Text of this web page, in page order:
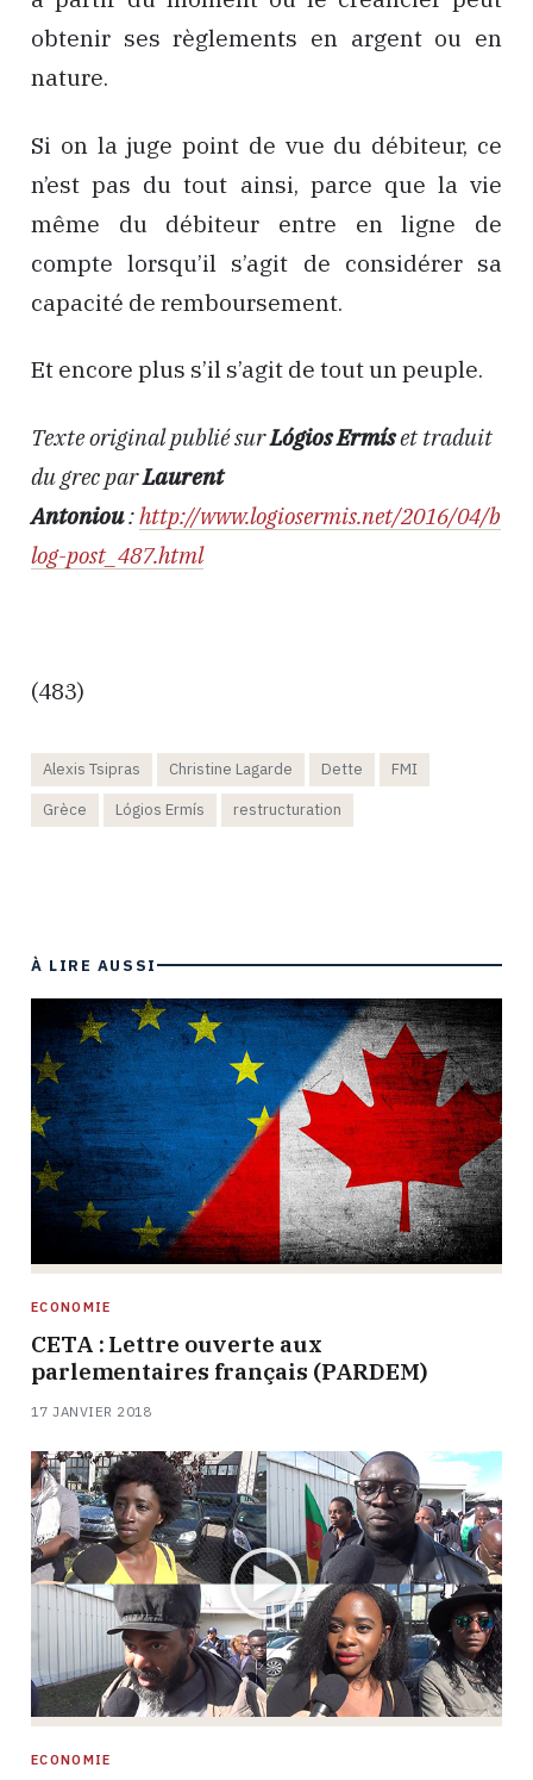
obtenir ses règlements en argent ou en
nature.
Si on la juge point de vue du débiteur, ce
n’est pas du tout ainsi, parce que la vie
même du débiteur entre en ligne de
compte lorsqu’il s’agit de considérer sa
capacité de remboursement.
Et encore plus s’il s’agit de tout un peuple.
Texte original publié surLógios Ermíset traduit
du grec parLaurent
Antoniou:http://www.logiosermis.net/2016/04/b
log-post_487.html
(483)
Alexis Tsipras Christine Lagarde Dette
FMI
Grèce
Lógios Ermís restructuration
À LIRE AUSSI
ECONOMIE
CETA : Lettre ouverte aux
parlementaires français (PARDEM)
17 JANVIER 2018
ECONOMIE